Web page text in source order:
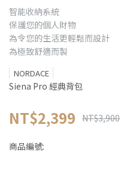
智能收納系統
保護您的個人財物
為令您的生活更輕鬆而設計
為極致舒適而製
NORDACE
Siena Pro 經典背包
NT$2,399 NT$3,900
商品編號: